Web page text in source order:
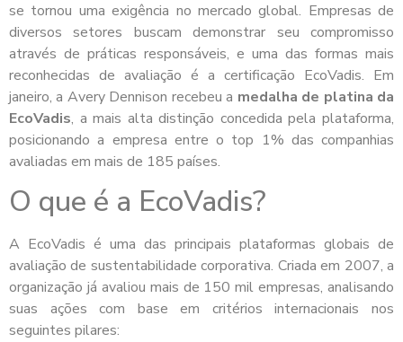
se tornou uma exigência no mercado global. Empresas de
diversos setores buscam demonstrar seu compromisso
através de práticas responsáveis, e uma das formas mais
reconhecidas de avaliação é a certificação EcoVadis. Em
janeiro, a Avery Dennison recebeu a medalha de platina da
EcoVadis, a mais alta distinção concedida pela plataforma,
posicionando a empresa entre o top 1% das companhias
avaliadas em mais de 185 países.
O que é a EcoVadis?
A EcoVadis é uma das principais plataformas globais de
avaliação de sustentabilidade corporativa. Criada em 2007, a
organização já avaliou mais de 150 mil empresas, analisando
suas ações com base em critérios internacionais nos
seguintes pilares: